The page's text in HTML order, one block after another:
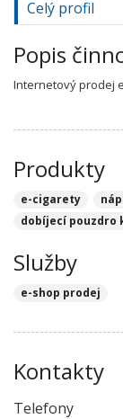
Celý profil
Popis
Internetový prodej
Produkty
e-cigarety
dobíjecí pouzdro
Služby
e-shop prodej
Kontakty
Telefony